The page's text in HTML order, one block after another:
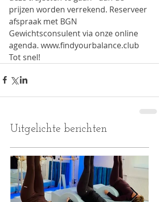
prijzen worden verrekend. Reserveer
afspraak met BGN
Gewichtsconsulent via onze online
agenda. www.findyourbalance.club
Tot snel!
Uitgelichte berichten